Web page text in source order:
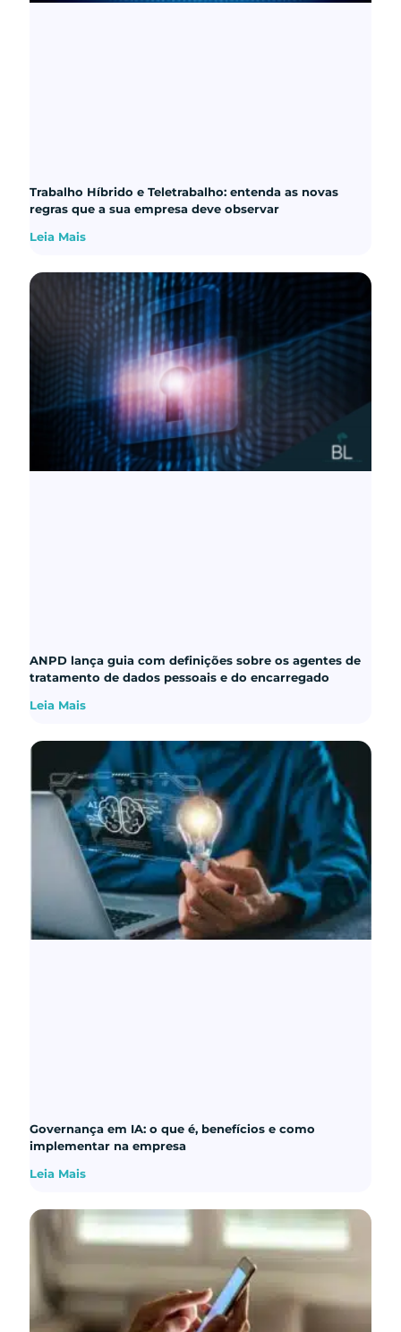
Trabalho Híbrido e Teletrabalho: entenda as novas
regras que a sua empresa deve observar
Leia Mais
ANPD lança guia com definições sobre os agentes de
tratamento de dados pessoais e do encarregado
Leia Mais
Governança em IA: o que é, benefícios e como
implementar na empresa
Leia Mais